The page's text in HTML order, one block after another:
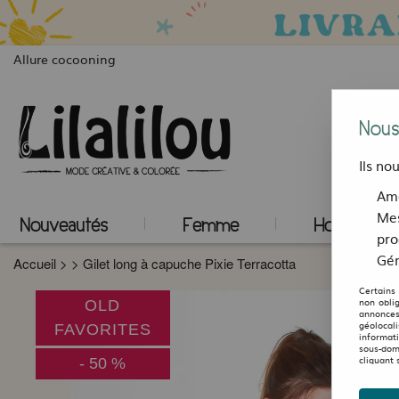
Allure cocooning
Nouveautés Femme Homme
Accueil > > Gilet long à capuche Pixie Terracotta
OLD
FAVORITES
- 50 %
Ils
Certains
non
sous-
cliquant